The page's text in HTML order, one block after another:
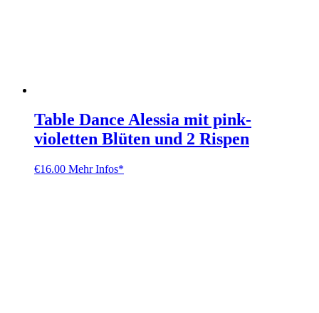
Table Dance Alessia mit pink-
violetten Blüten und 2 Rispen
€16.00 Mehr Infos*